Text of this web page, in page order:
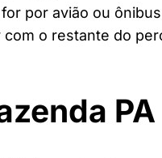
por avião ou
o restante do
PA